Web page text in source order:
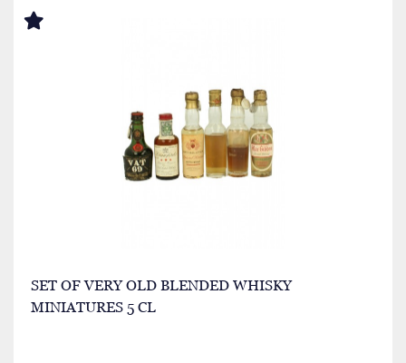
SET OF VERY OLD BLENDED WHISKY
MINIATURES 5 CL